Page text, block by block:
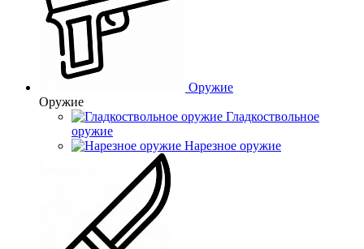
Оружие
Оружие
Гладкоствольное
оружие
Нарезное оружие